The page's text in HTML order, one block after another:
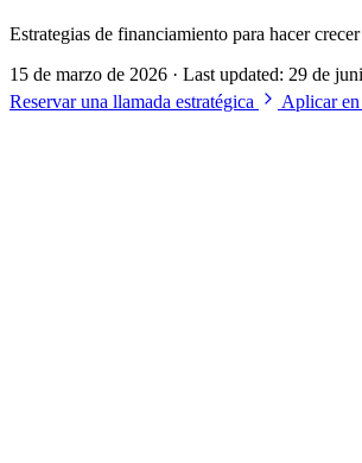
Estrategias de financiamiento para hacer
15 de marzo de 2026 · Last updated: 29 de
Reservar una llamada estratégica
Aplicar en